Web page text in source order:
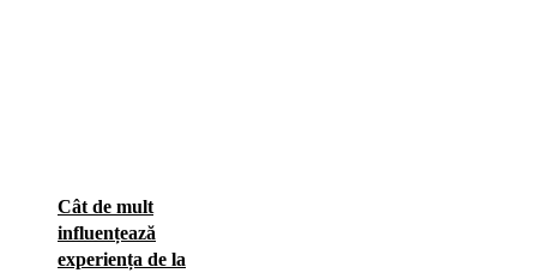
Cât de mult
influențează
experiența de la